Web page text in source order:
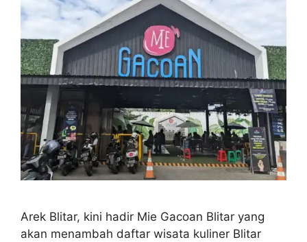
Arek Blitar, kini hadir Mie Gacoan Blitar yang
akan menambah daftar wisata kuliner Blitar